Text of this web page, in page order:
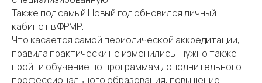
Также под самый Новый год обновился личный
кабинет в ФРМР.
Что касается самой периодической аккредитации,
правила практически не изменились: нужно также
пройти обучение по программам дополнительного
профессионального образования, повышение